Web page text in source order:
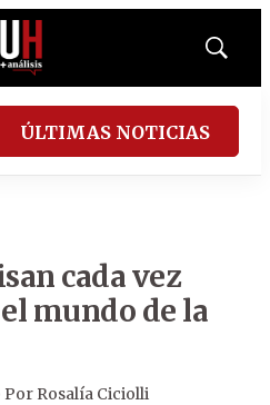
Mostrar
ÚLTIMAS NOTICIAS
cada vez
mundo de la
Por Rosalía Ciciolli